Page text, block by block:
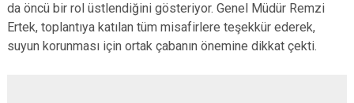
da öncü bir rol üstlendiğini gösteriyor. Genel Müdür Remzi
Ertek, toplantıya katılan tüm misafirlere teşekkür ederek,
suyun korunması için ortak çabanın önemine dikkat çekti.